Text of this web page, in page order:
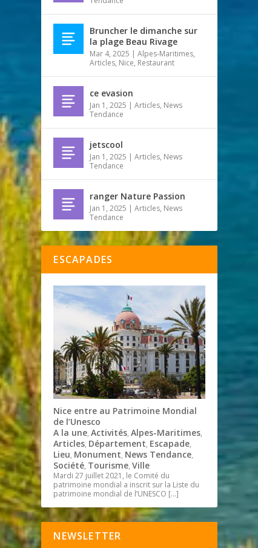
Bruncher le dimanche sur
la plage Beau Rivage
Mar 4, 2025 |Alpes-Maritimes,
Articles, Nice, Restaurant
ce evasion
Jan 1, 2025 |Articles, News
Tendance
jetscool
Jan 1, 2025 |Articles, News
Tendance
ranger Nature Passion
Jan 1, 2025 |Articles, News
Tendance
ESCAPADES
Nice entre au Patrimoine Mondial
de l’Unesco
A la une,Activités,Alpes-Maritimes,
Articles, Département, Escapade,
Lieu, Monument, News Tendance,
Société, Tourisme,Ville
Mardi 27 juillet 2021, le Comité du
patrimoine mondial a inscrit sur la Liste du
patrimoine mondial de l’UNESCO […]
NEWSLETTER